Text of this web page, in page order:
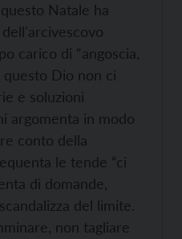
Natale ha
carico di “angoscia,
questo Dio non ci
e soluzioni
argomenta in modo
conto della
le tende “ci
di domande,
del limite.
non tagliare